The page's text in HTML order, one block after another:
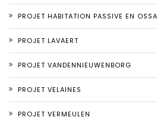
PROJET HABITATION PASSIVE EN
PROJET LAVAERT
PROJET VANDENNIEUWENBORG
PROJET VELAINES
PROJET VERMEULEN